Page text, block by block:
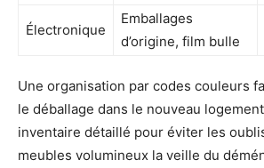
Électronique
Emballages
d’origine, film bulle
Une organisation par codes couleurs
le déballage dans le nouveau
inventaire détaillé pour éviter les
meubles volumineux la veille du